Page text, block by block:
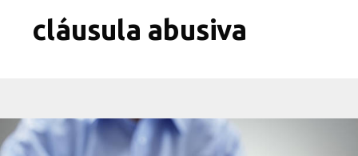
cláusula abusiva